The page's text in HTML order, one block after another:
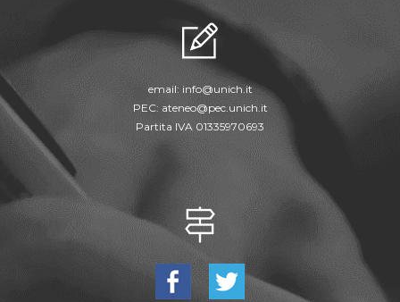
email: info@unich.it
PEC: ateneo@pec.unich.it
Partita IVA 01335970693